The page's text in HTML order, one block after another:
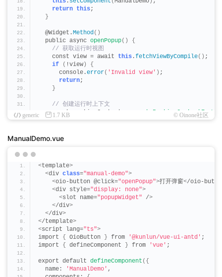
return this;
}
  @Widget.
Method()
  public async
openPopup()
{
// 获取运行时视图
    const view = await
this .fetchViewByCompile() ;
if
( !view )
{
      console.
error( 'Invalid view' ) ;
return;
}
// 创建运行时上下文
    const runtimeContext =
    const runtimeContextHandle = runtimeContext.
// 获取初始化数据
      metadataHandle: runtimeContextHandle,
      rootHandle: runtimeContextHandle,
      dataSource: formData,
      activeRecords: formData,
      template: runtimeContext.
viewTemplate
      inline:
      mountedVisible:
}) ;
    dialogWidget.
on ( 'ok', async () =>
{
      dialogWidget.
onVisibleChange(false
    dialogWidget.
on('cancel', ()
      dialogWidget.
onVisibleChange
generic 1.7 KB © Oinone社区
ManualDemo.vue
<template>
<div class="manual-demo">
<oio-button @click="openPopup">打开弹窗</oio-
<div style="display: none">
<slot name="popupWidget" />
</div>
</div>
</template>
<script lang="ts">
import { OioButton } from '@kunlun/vue-ui-antd' ;
import { defineComponent } from 'vue' ;
export default defineComponent ({
  name:
'ManualDemo' ,